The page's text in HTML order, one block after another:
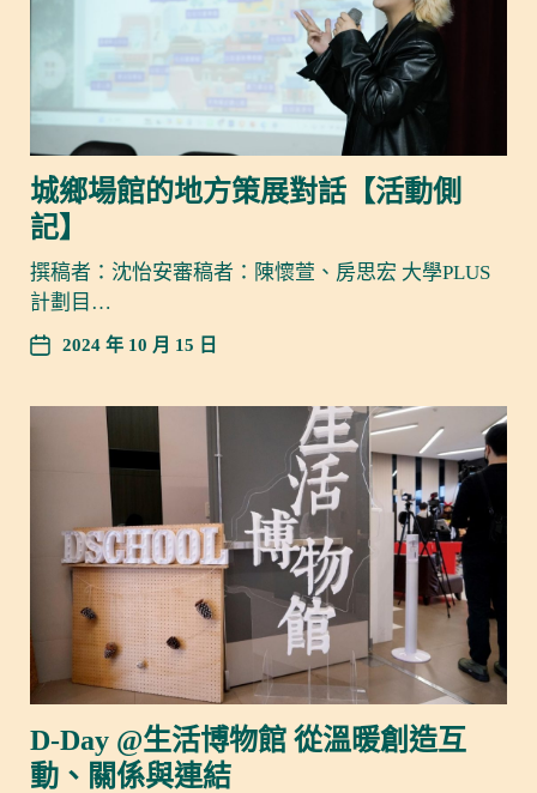
城鄉場館的地方策展對話【活動側
記】
撰稿者：沈怡安審稿者：陳懷萱、房思宏 大學PLUS
計劃目…
2024 年 10 月 15 日
D-Day @生活博物館 從溫暖創造互
動、關係與連結